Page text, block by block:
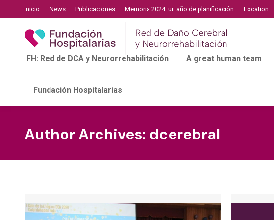
Inicio News Publicaciones Memoria 2024: un año de planificación Location
FH: Red de DCA y Neurorrehabilitación A great human team
Fundación Hospitalarias
Author Archives: dcerebral